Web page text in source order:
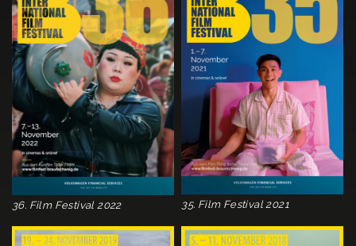
36. Film Festival 2022 35. Film Festival 2021